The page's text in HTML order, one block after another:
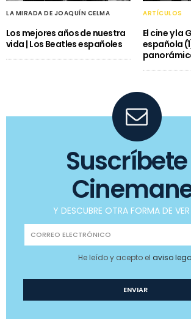
LA MIRADA DE JOAQUÍN CELMA
Los mejores años de nuestra
vida | Los Beatles españoles
ARTÍCULOS
El cine y la
española
Y DESCUBRE OTRA FORMA DE VER
He leído y acepto el aviso